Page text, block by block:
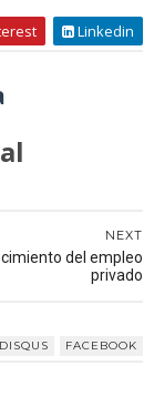
Linkedin
NEXT
del empleo
privado
DISQUS FACEBOOK